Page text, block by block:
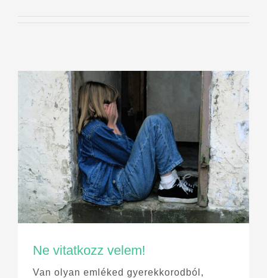
Ne vitatkozz velem!
Van olyan emléked gyerekkorodból,